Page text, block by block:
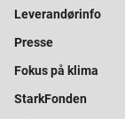
Leverandørinfo
Presse
Fokus på klima
StarkFonden